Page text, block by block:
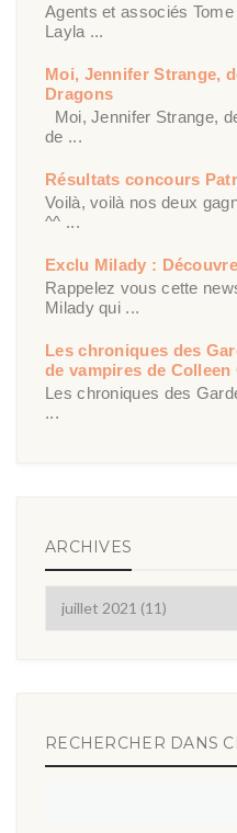
Agents et associés
Layla ...
Moi, Jennifer Strange,
Dragons
Moi, Jennifer Strange,
de ...
Résultats concours
Voilà, voilà nos deux
^^ ...
Exclu Milady :
Rappelez vous cette
Milady qui ...
Les chroniques des
de vampires de Colleen
Les chroniques des
...
ARCHIVES
RECHERCHER DANS